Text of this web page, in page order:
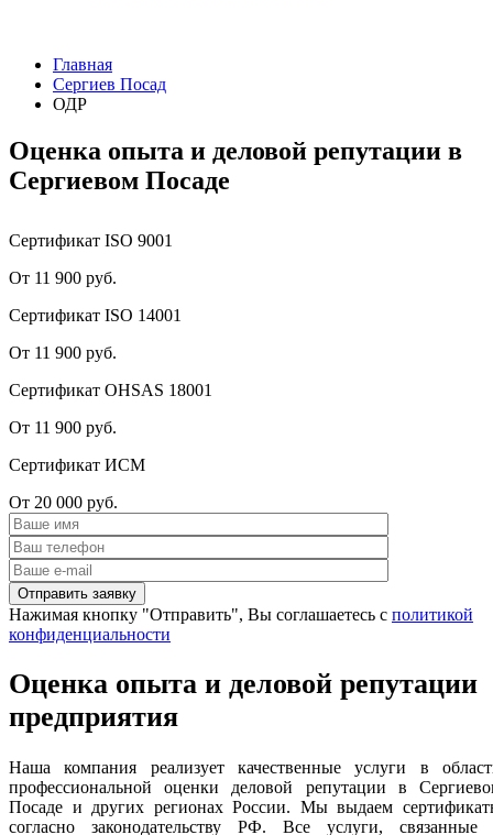
Главная
Сергиев Посад
ОДР
Оценка опыта и деловой репутации в
Сергиевом Посаде
Сертификат ISO 9001
От 11 900 руб.
Сертификат ISO 14001
От 11 900 руб.
Сертификат OHSAS 18001
От 11 900 руб.
Сертификат ИСМ
От 20 000 руб.
Нажимая кнопку "Отправить", Вы соглашаетесь с политикой
конфиденциальности
Оценка опыта и деловой репутации
предприятия
Наша компания реализует качественные услуги в
профессиональной оценки деловой репутации в
Посаде и других регионах России. Мы выдаем
согласно законодательству РФ. Все услуги, связанные